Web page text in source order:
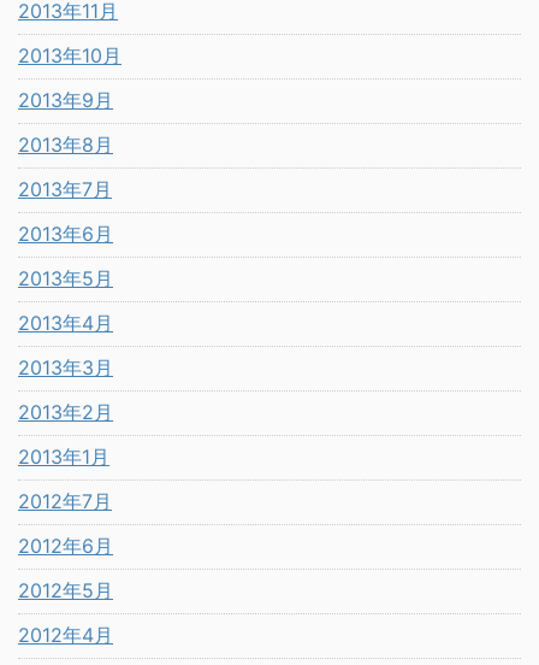
2013年11月
2013年10月
2013年9月
2013年8月
2013年7月
2013年6月
2013年5月
2013年4月
2013年3月
2013年2月
2013年1月
2012年7月
2012年6月
2012年5月
2012年4月